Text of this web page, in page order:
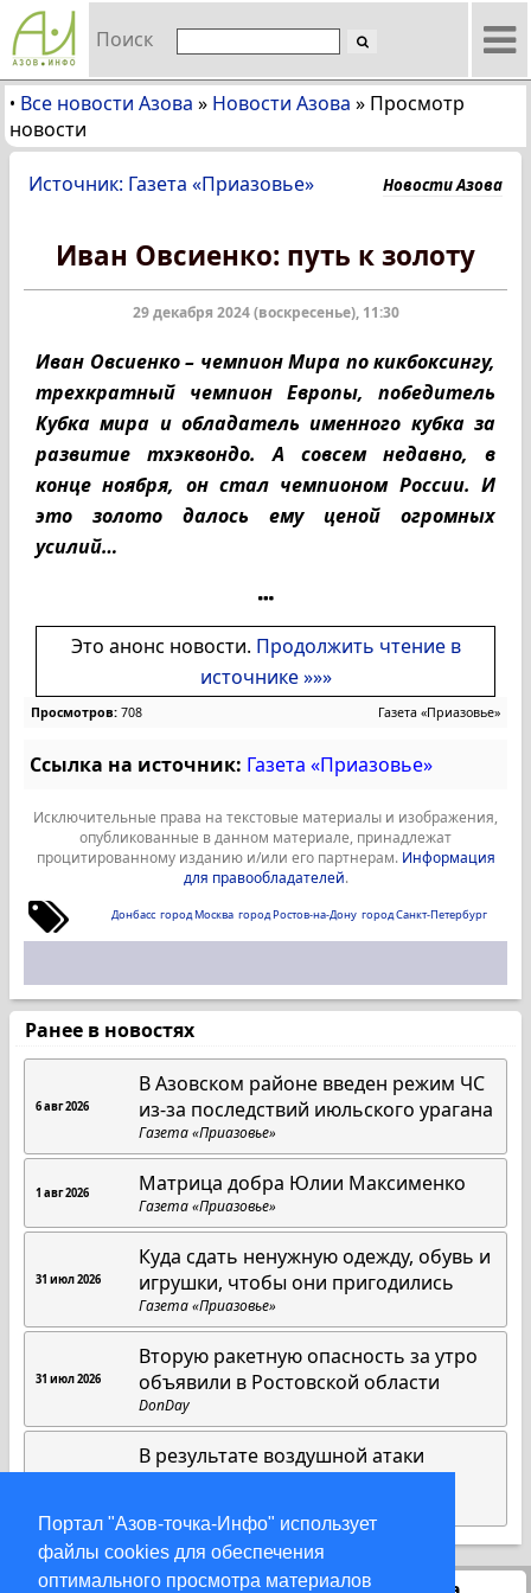
Портал "Азов-точка-Инфо" использует
файлы cookies для обеспечения
оптимального просмотра материалов
Поиск
• Все новости Азова » Новости Азова » Просмотр
новости
Источник: Газета «Приазовье» Новости Азова
Иван Овсиенко: путь к золоту
29 декабря 2024 (воскресенье), 11:30
Иван Овсиенко – чемпион Мира по кикбоксингу,
трехкратный чемпион Европы, победитель
Кубка мира и обладатель именного кубка за
развитие тхэквондо. А совсем недавно, в
конце ноября, он стал чемпионом России. И
это золото далось ему ценой огромных
усилий…
Это анонс новости. Продолжить чтение в
источнике »»»
Просмотров: 708 Газета «Приазовье»
Ссылка на источник: Газета «Приазовье»
Исключительные права на текстовые материалы и изображения,
опубликованные в данном материале, принадлежат
процитированному изданию и/или его партнерам. Информация
для правообладателей.
Донбасс город Москва город Ростов-на-Дону город Санкт-Петербург
Ранее в новостях
6 авг 2026
В Азовском районе введен режим ЧС
из-за последствий июльского урагана
Газета «Приазовье»
1 авг 2026 Матрица добра Юлии Максименко
Газета «Приазовье»
31 июл 2026
Куда сдать ненужную одежду, обувь и
игрушки, чтобы они пригодились
Газета «Приазовье»
31 июл 2026
Вторую ракетную опасность за утро
объявили в Ростовской области
DonDay
В результате воздушной атаки